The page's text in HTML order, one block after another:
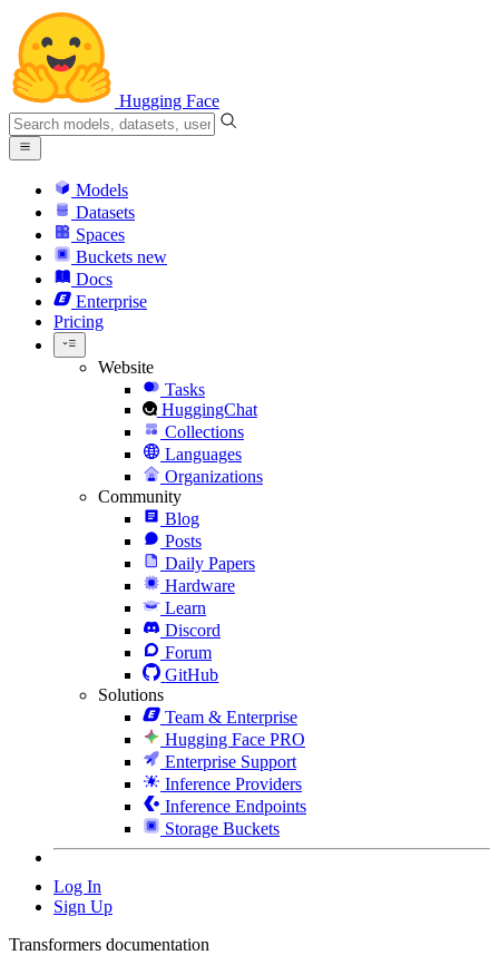
Hugging Face
Models
Datasets
Spaces
Buckets new
Docs
Enterprise
Pricing
Website
Tasks
HuggingChat
Collections
Languages
Organizations
Community
Blog
Posts
Daily Papers
Hardware
Learn
Discord
Forum
GitHub
Solutions
Team & Enterprise
Hugging Face PRO
Enterprise Support
Inference Providers
Inference Endpoints
Storage Buckets
Log In
Sign Up
Transformers documentation